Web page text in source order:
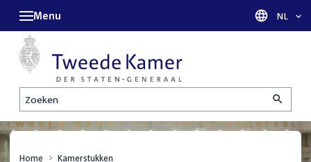
Zoeken
Menu Taal
NL
Home Kamerstukken